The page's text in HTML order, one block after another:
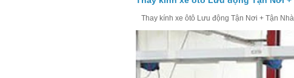
Thay kính xe ôtô Lưu động Tận Nơi + Tận